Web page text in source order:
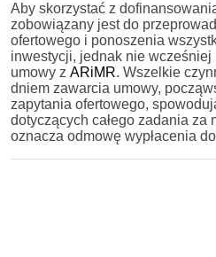
Aby skorzystać z
zobowiązany jest do
ofertowego i ponoszenia
inwestycji, jednak nie
umowy z ARiMR. Wszelkie
dniem zawarcia umowy,
zapytania ofertowego,
dotyczących całego zadania za
oznacza odmowę wypłacenia